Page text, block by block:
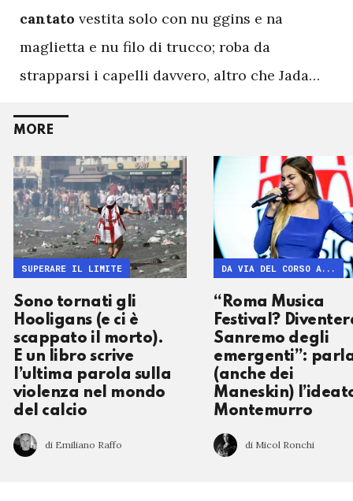
cantato vestita solo con nu ggins e na
maglietta e nu filo di trucco; roba da
strapparsi i capelli davvero, altro che Jada…
MORE
Sono tornati gli
Hooligans (e ci è
scappato il morto).
E un libro scrive
l’ultima parola sulla
violenza nel mondo
del calcio
di Emiliano Raffo
SUPERARE IL LIMITE
“Roma Musica
Festival?
Sanremo degli
emergenti”:
(anche dei
Maneskin)
Montemurro
di Micol Ronchi
DA VIA DEL CORSO A...